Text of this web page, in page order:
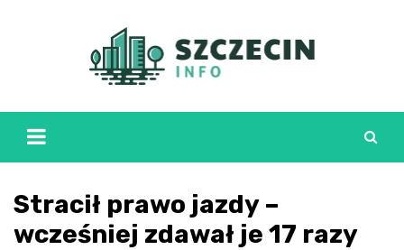
Stracił prawo jazdy –
wcześniej zdawał je 17 razy